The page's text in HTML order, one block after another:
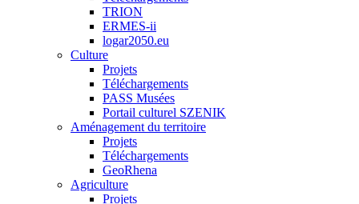
TRION
ERMES-ii
logar2050.eu
Culture
Projets
Téléchargements
PASS Musées
Portail culturel SZENIK
Aménagement du territoire
Projets
Téléchargements
GeoRhena
Agriculture
Projets